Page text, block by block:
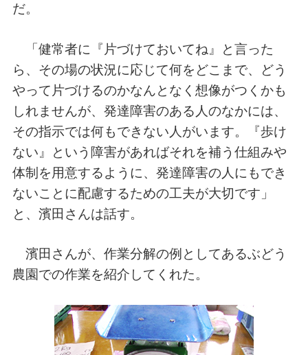
だ。
「健常者に『片づけておいてね』と言った
ら、その場の状況に応じて何をどこまで、どう
やって片づけるのかなんとなく想像がつくかも
しれませんが、発達障害のある人のなかには、
その指示では何もできない人がいます。『歩け
ない』という障害があればそれを補う仕組みや
体制を用意するように、発達障害の人にもでき
ないことに配慮するための工夫が大切です」
と、濱田さんは話す。
濱田さんが、作業分解の例としてあるぶどう
農園での作業を紹介してくれた。